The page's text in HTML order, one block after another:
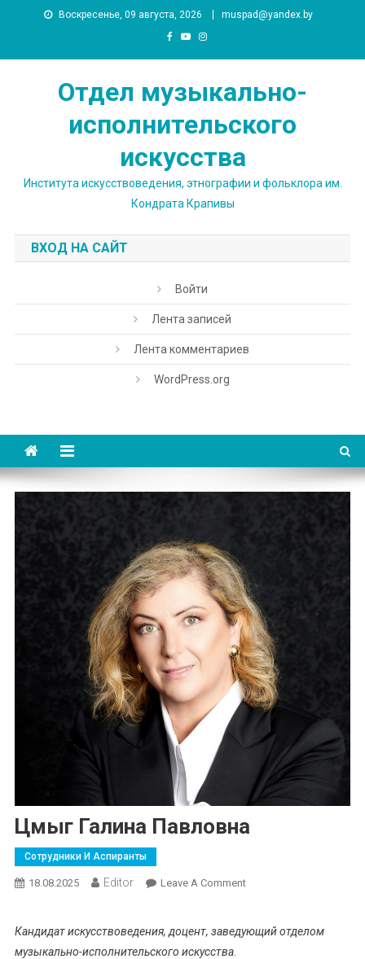
Воскресенье, 09 августа, 2026 muspad@yandex.by
Отдел музыкально-
исполнительского
искусства
Института искусствоведения, этнографии и фольклора им.
Кондрата Крапивы
ВХОД НА САЙТ
Войти
Лента записей
Лента комментариев
WordPress.org
Цмыг Галина Павловна
Сотрудники И Аспиранты
18.08.2025 Editor Leave A CommentOn
Павловна
Кандидат искусствоведения, доцент, заведующий отделом
музыкально-исполнительского искусства.